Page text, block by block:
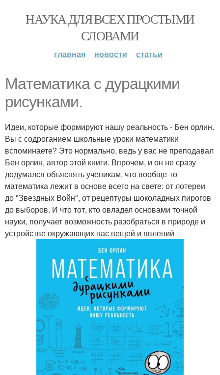
НАУКА ДЛЯ ВСЕХ ПРОСТЫМИ
СЛОВАМИ
главная новости статьи
Мaтематика с дурацкими
рисунками.
Идеи, которые формируют нашу реальность - Бен орлин.
Вы с содроганием школьные уроки математики
вспоминаете? Это нормально, ведь у вас не преподавал
Бен орлин, автор этой книги. Впрочем, и он не сразу
додумался объяснять ученикам, что вообще-то
математика лежит в основе всего на свете: от лотереи
до "Звездных Войн", от рецептуры шоколадных пирогов
до выборов. И что тот, кто овладел основами точной
науки, получает возможность разобраться в природе и
устройстве окружающих нас вещей и явлений